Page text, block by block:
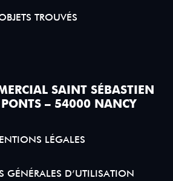
TROUVÉS
SAINT SÉBASTIEN
PONTS – 54000 NANCY
LÉGALES
D’UTILISATION